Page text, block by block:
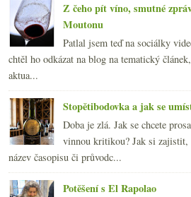
Z čeho pít víno, smutné
Moutonu
Patlal jsem teď na sociálky
chtěl ho odkázat na blog na tematický
aktua...
Stopětibodovka a jak se
Doba je zlá. Jak se chcete
vinnou kritikou? Jak si zajistit,
název časopisu či průvodc...
Potěšení s El Rapolao